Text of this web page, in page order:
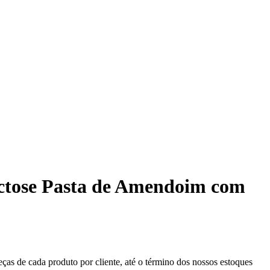
Pasta de Amendoim com
de cada produto por cliente, até o término dos nossos estoques